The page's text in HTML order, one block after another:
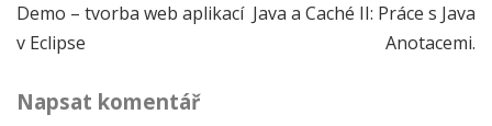
Navigace
pro
příspěvek
Demo – tvorba web aplikací
v Eclipse
Java a Caché II: Práce s Java
Anotacemi.
Napsat komentář